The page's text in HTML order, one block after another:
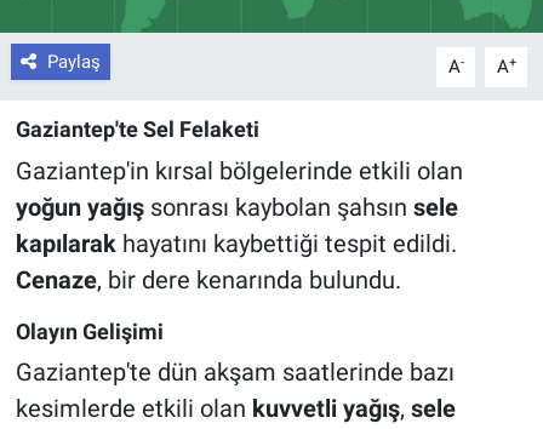
Paylaş A- A+
Gaziantep'te Sel Felaketi
Gaziantep'in kırsal bölgelerinde etkili olan
yoğun yağışsonrası kaybolan şahsın sele
kapılarakhayatını kaybettiği tespit edildi.
Cenaze, bir dere kenarında bulundu.
Olayın Gelişimi
Gaziantep'te dün akşam saatlerinde bazı
kesimlerde etkili olan kuvvetli yağış, sele